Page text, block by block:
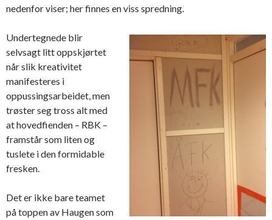
nedenfor viser; her finnes en viss spredning.
Undertegnede blir
selvsagt litt oppskjørtet
når slik kreativitet
manifesteres i
oppussingsarbeidet, men
trøster seg tross alt med
at hovedfienden – RBK –
framstår som liten og
tuslete i den formidable
fresken.
Det er ikke bare teamet
på toppen av Haugen som